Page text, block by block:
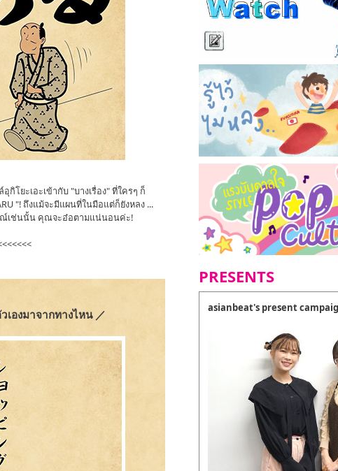
โยะเอะเข้ากับ "บางเรื่อง" ที่ใครๆ ก็
"! ถึงแม้จะมีแผนที่ในมือแต่ก็ยังหลง ...
ณ์เช่นนั้น คุณจะอ๋อตามแน่นอนค่ะ!
เองมาจากทางไหน ／
PRESENTS
asianbeat's present